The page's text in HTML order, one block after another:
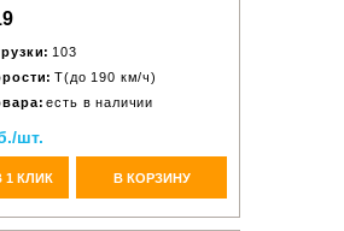
103
T(до 190 км/ч)
есть в наличии
шт.
1 КЛИК В КОРЗИНУ